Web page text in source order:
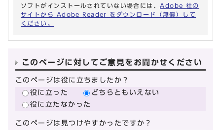
ソフトがインストールされていない場合には、 Adobe 社の
サイトから Adobe Reader をダウンロード（無償）して
ください。
このページに対してご意見をお聞かせください
このページは役に立ちましたか？
役に立った
どちらともいえない
役に立たなかった
このページは見つけやすかったですか？